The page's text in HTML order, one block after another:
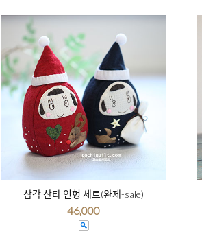
삼각 산타 인형 세트(완제-sale)
46,000